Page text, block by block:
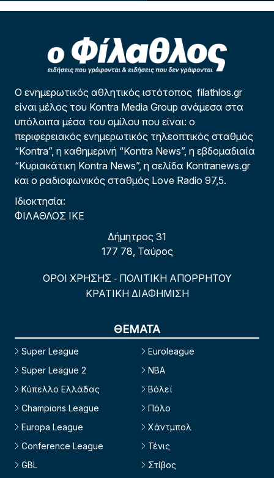
Ο ενημερωτικός αθλητικός ιστότοπος filathlos.gr
είναι μέλος του Kontra Media Group ανάμεσα στα
υπόλοιπα μέσα του ομίλου που είναι: ο
περιφερειακός ενημερωτικός τηλεοπτικός σταθμός
“Kontra”, η καθημερινή “Kontra News”, η εβδομαδιαία
“Κυριακάτικη Kontra News”, η σελίδα Kontranews.gr
και ο ραδιοφωνικός σταθμός Love Radio 97,5.
Ιδιοκτησία:
ΦΙΛΑΘΛΟΣ ΙΚΕ
Δήμητρος 31
177 78, Ταύρος
ΟΡΟΙ ΧΡΗΣΗΣ - ΠΟΛΙΤΙΚΗ ΑΠΟΡΡΗΤΟΥ
ΚΡΑΤΙΚΗ ΔΙΑΦΗΜΙΣΗ
ΘΕΜΑΤΑ
Super League
Super League 2
Κύπελλο Ελλάδας
Champions League
Europa League
Conference League
GBL
Euroleague
NBA
Βόλεϊ
Πόλο
Χάντμπολ
Τένις
Στίβος